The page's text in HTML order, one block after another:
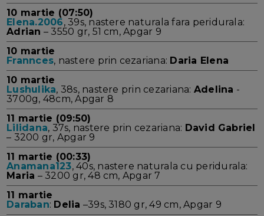
10 martie (07:50)
Elena.2006, 39s, nastere naturala fara peridurala:
Adrian – 3550 gr, 51 cm, Apgar 9
10 martie
Frannces, nastere prin cezariana: Daria Elena
10 martie
Lushulika, 38s, nastere prin cezariana: Adelina -
3700g, 48cm, Apgar 8
11 martie (09:50)
Lilidana, 37s, nastere prin cezariana: David Gabriel
– 3200 gr, Apgar 9
11 martie (00:33)
Anamana123, 40s, nastere naturala cu peridurala:
Maria – 3200 gr, 48 cm, Apgar 7
11 martie
Daraban: Delia –39s, 3180 gr, 49 cm, Apgar 9